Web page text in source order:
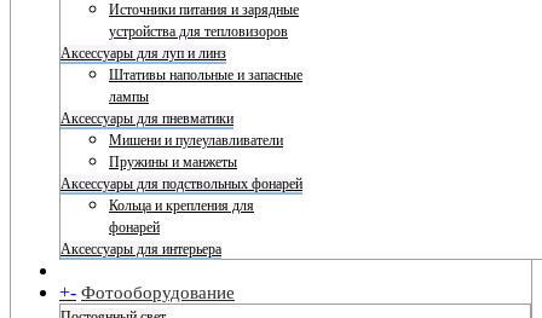
Источники питания и зарядные
устройства для тепловизоров
Аксессуары для луп и линз
Штативы напольные и запасные
лампы
Аксессуары для пневматики
Мишени и пулеулавливатели
Пружины и манжеты
Аксессуары для подствольных фонарей
Кольца и крепления для
фонарей
Аксессуары для интерьера
+- Фотооборудование